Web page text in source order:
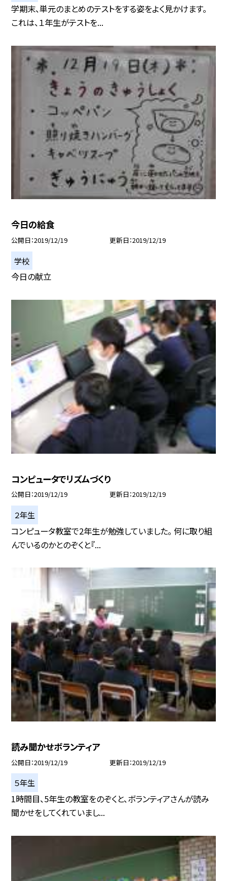
学期末、単元のまとめのテストをする姿をよく見かけます。
これは、１年生がテストを...
今日の給食
公開日 2019/12/19 更新日 2019/12/19
学校
今日の献立
コンピュータでリズムづくり
公開日 2019/12/19 更新日 2019/12/19
２年生
コンピュータ教室で2年生が勉強していました。 何に取り組
んでいるのかとのぞくと『...
読み聞かせボランティア
公開日 2019/12/19 更新日 2019/12/19
５年生
1時間目、5年生の教室をのぞくと、ボランティアさんが読み
聞かせをしてくれていまし...